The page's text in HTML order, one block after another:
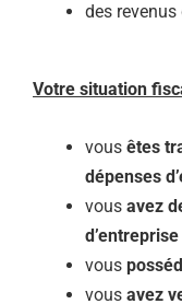
des revenus
Votre situation
vous êtes
dépenses
vous avez
vous
vous avez